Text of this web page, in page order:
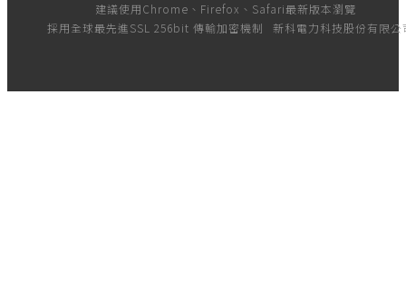
建議使用Chrome、Firefox、Safari最新版本瀏覽
採用全球最先進SSL 256bit 傳輸加密機制
新科電力科技股份有限公